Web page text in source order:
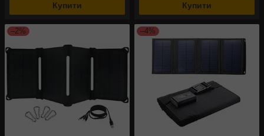
Купити Купити
–2% –4%